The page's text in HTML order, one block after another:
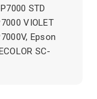
STD
VIOLET
Epson
SC-